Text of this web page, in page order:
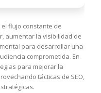
flujo constante de
aumentar la visibilidad de
para desarrollar una
comprometida. En
para mejorar la
tácticas de SEO,